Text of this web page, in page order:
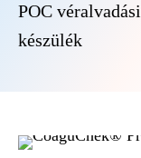
POC
készülék